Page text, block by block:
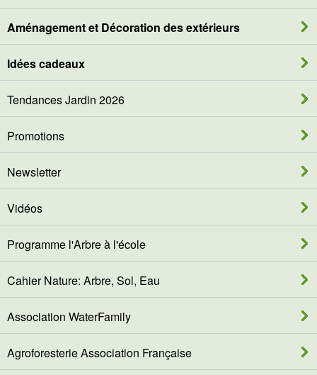
Aménagement et Décoration des extérieurs
Idées cadeaux
Tendances Jardin 2026
Promotions
Newsletter
Vidéos
Programme l'Arbre à l'école
Cahier Nature: Arbre, Sol, Eau
Association WaterFamily
Agroforesterie Association Française